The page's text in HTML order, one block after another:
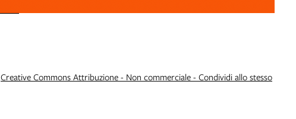
Creative Commons Attribuzione - Non commerciale - Condividi allo stesso